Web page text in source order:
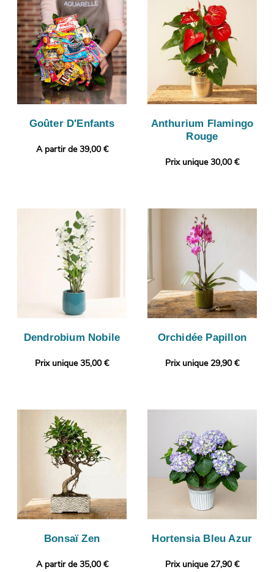
Goûter D'Enfants
A partir de 39,00 €
Anthurium Flamingo
Rouge
Prix unique 30,00 €
Dendrobium Nobile
Prix unique 35,00 €
Orchidée Papillon
Prix unique 29,90 €
Bonsaï Zen
A partir de 35,00 €
Hortensia Bleu Azur
Prix unique 27,90 €